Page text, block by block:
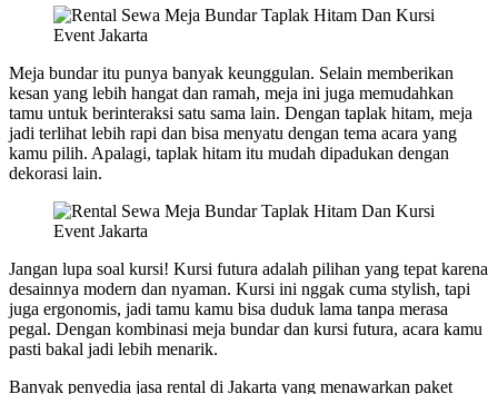
Meja bundar itu punya banyak keunggulan. Selain memberikan
kesan yang lebih hangat dan ramah, meja ini juga memudahkan
tamu untuk berinteraksi satu sama lain. Dengan taplak hitam, meja
jadi terlihat lebih rapi dan bisa menyatu dengan tema acara yang
kamu pilih. Apalagi, taplak hitam itu mudah dipadukan dengan
dekorasi lain.
Jangan lupa soal kursi! Kursi futura adalah pilihan yang tepat karena
desainnya modern dan nyaman. Kursi ini nggak cuma stylish, tapi
juga ergonomis, jadi tamu kamu bisa duduk lama tanpa merasa
pegal. Dengan kombinasi meja bundar dan kursi futura, acara kamu
pasti bakal jadi lebih menarik.
Banyak penyedia jasa rental di Jakarta yang menawarkan paket